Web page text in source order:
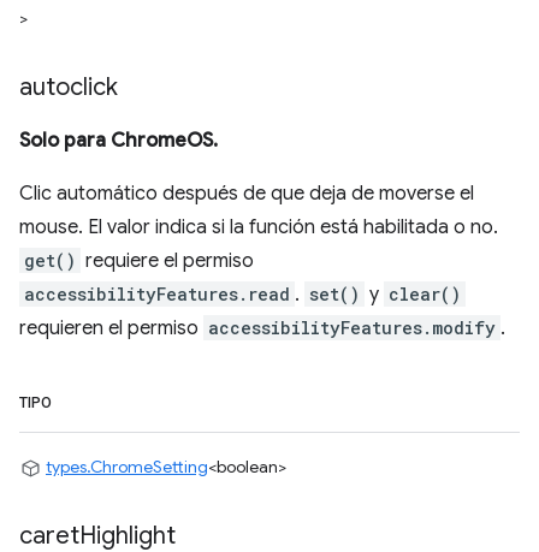
>
autoclick
Solo para ChromeOS.
Clic automático después de que deja de moverse el
mouse. El valor indica si la función está habilitada o no.
get() requiere el permiso
accessibilityFeatures.read . set() y clear()
requieren el permiso accessibilityFeatures.modify .
TIPO
types.ChromeSetting<boolean>
caretHighlight